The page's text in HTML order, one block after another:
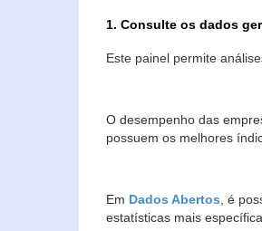
1. Consulte os dados
Este painel permite
O desempenho das
possuem os melhores
Em Dados Abertos, é
estatísticas mais